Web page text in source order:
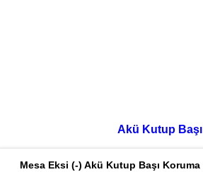
Akü Kutup Başı
Mesa Eksi (-) Akü Kutup Başı Koruma